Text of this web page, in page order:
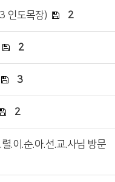
인도목장) 2
2
3
2
.이.순.아.선.교.사님 방문